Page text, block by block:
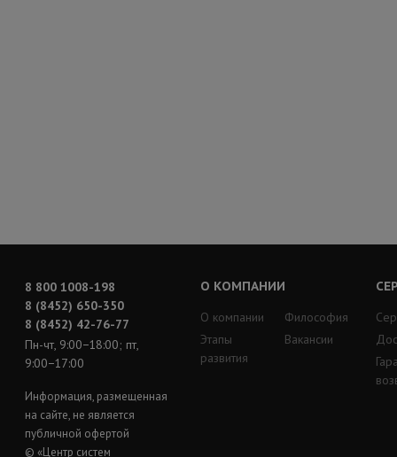
8 800 1008-198
8 (8452) 650-350
8 (8452) 42-76-77
Пн-чт, 9:00−18:00; пт,
9:00−17:00
Информация, размещенная
на сайте, не является
публичной офертой
© «Центр систем
О КОМПАНИИ
О компании
Этапы
развития
Философия
Вакансии